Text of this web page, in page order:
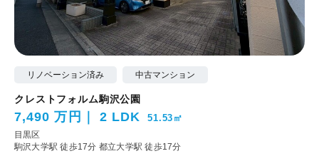
リノベーション済み 中古マンション
クレストフォルム駒沢公園
7,490 万円 2 LDK 51.53㎡
目黒区
駒沢大学駅 徒歩17分 都立大学駅 徒歩17分